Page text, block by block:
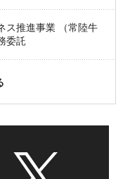
ス推進事業 （常陸牛
委託